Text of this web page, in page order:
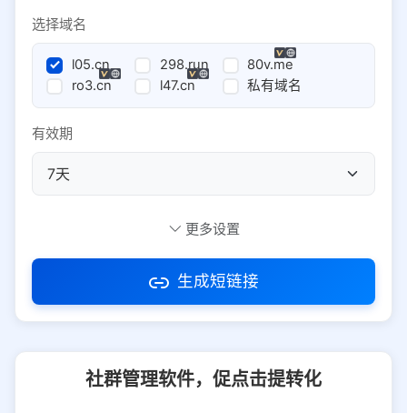
选择域名
l05.cn 298.run
80v.me
ro3.cn
l47.cn 私有域名
有效期
访问密码
更多设置
生成短链接
社群管理软件，促点击提转化